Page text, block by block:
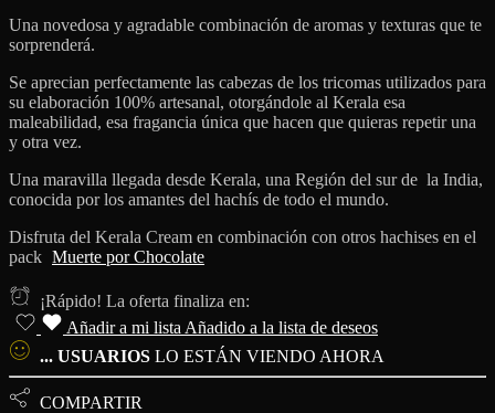
Una novedosa y agradable combinación de aromas y texturas que te
sorprenderá.
Se aprecian perfectamente las cabezas de los tricomas utilizados para
su elaboración 100% artesanal, otorgándole al Kerala esa
maleabilidad, esa fragancia única que hacen que quieras repetir una
y otra vez.
Una maravilla llegada desde Kerala, una Región del sur de la India,
conocida por los amantes del hachís de todo el mundo.
Disfruta del Kerala Cream en combinación con otros hachises en el
pack Muerte por Chocolate
¡Rápido! La oferta finaliza en:
Añadir a mi lista Añadido a la lista de deseos
... USUARIOS LO ESTÁN VIENDO AHORA
COMPARTIR